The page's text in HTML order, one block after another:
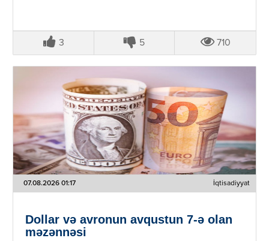
3 5 710
07.08.2026 01:17 İqtisadiyyat
Dollar və avronun avqustun 7-ə olan
məzənnəsi